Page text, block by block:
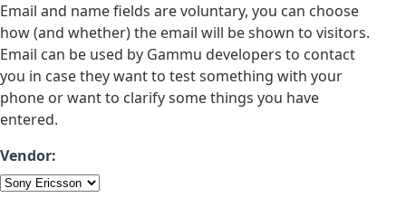
Email and name fields are voluntary, you can choose
how (and whether) the email will be shown to visitors.
Email can be used by Gammu developers to contact
you in case they want to test something with your
phone or want to clarify some things you have
entered.
Vendor: